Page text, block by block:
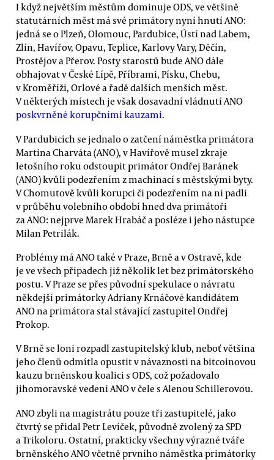
I když největším městům dominuje ODS, ve většině
statutárních měst má své primátory nyní hnutí ANO:
jedná se o Plzeň, Olomouc, Pardubice, Ústí nad Labem,
Zlín, Havířov, Opavu, Teplice, Karlovy Vary, Děčín,
Prostějov a Přerov. Posty starostů bude ANO dále
obhajovat v České Lípě, Příbrami, Písku, Chebu,
v Kroměříži, Orlové a řadě dalších menších měst.
V některých místech je však dosavadní vládnutí ANO
poskvrněné korupčními kauzami.
V Pardubicích se jednalo o zatčení náměstka primátora
Martina Charváta (ANO), v Havířově musel zkraje
letošního roku odstoupit primátor Ondřej Baránek
(ANO) kvůli podezřením z machinací s městskými byty.
V Chomutově kvůli korupci či podezřením na ni padli
v průběhu volebního období hned dva primátoři
za ANO: nejprve Marek Hrabáč a posléze i jeho nástupce
Milan Petrilák.
Problémy má ANO také v Praze, Brně a v Ostravě, kde
je ve všech případech již několik let bez primátorského
postu. V Praze se přes původní spekulace o návratu
někdejší primátorky Adriany Krnáčové kandidátem
ANO na primátora stal stávající zastupitel Ondřej
Prokop.
V Brně se loni rozpadl zastupitelský klub, neboť většina
jeho členů odmítla opustit v návaznosti na bitcoinovou
kauzu brněnskou koalici s ODS, což požadovalo
jihomoravské vedení ANO v čele s Alenou Schillerovou.
ANO zbyli na magistrátu pouze tři zastupitelé, jako
čtvrtý se přidal Petr Levíček, původně zvolený za SPD
a Trikoloru. Ostatní, prakticky všechny výrazné tváře
brněnského ANO včetně prvního náměstka primátorky